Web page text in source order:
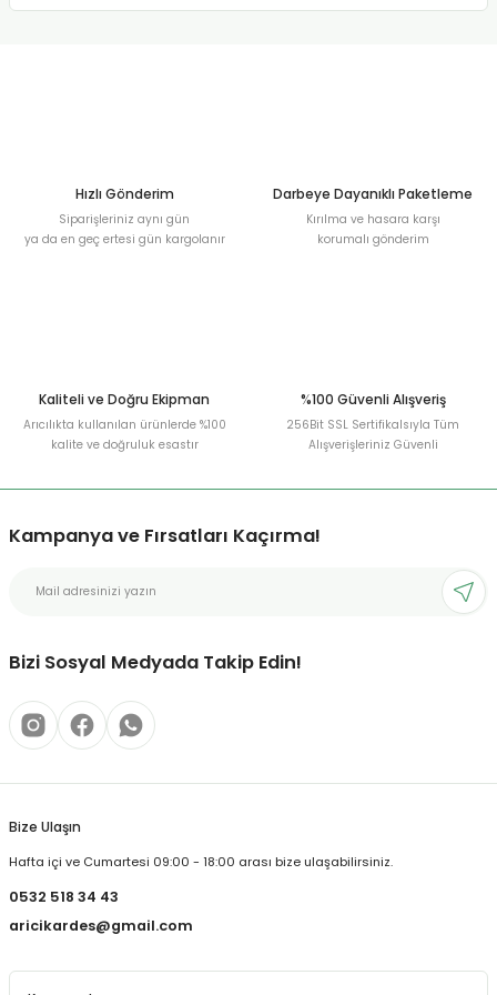
Hızlı Gönderim
Siparişleriniz aynı gün
ya da en geç ertesi gün kargolanır
Darbeye Dayanıklı Paketleme
Kırılma ve hasara karşı
korumalı gönderim
Kaliteli ve Doğru Ekipman
Arıcılıkta kullanılan ürünlerde %100
kalite ve doğruluk esastır
%100 Güvenli Alışveriş
256Bit SSL Sertifikalsıyla Tüm
Alışverişleriniz Güvenli
Kampanya ve Fırsatları Kaçırma!
Bizi Sosyal Medyada Takip Edin!
Bize Ulaşın
Hafta içi ve Cumartesi 09:00 - 18:00 arası bize ulaşabilirsiniz.
0532 518 34 43
aricikardes@gmail.com